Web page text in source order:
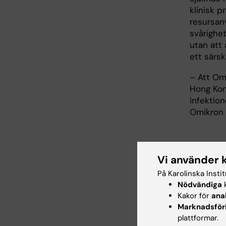
klinisk
utan att
ett
– Att
Hong
De
fortsatta
Vi använder
På Karolinska
Nödvändiga
Kakor för
plattformar.